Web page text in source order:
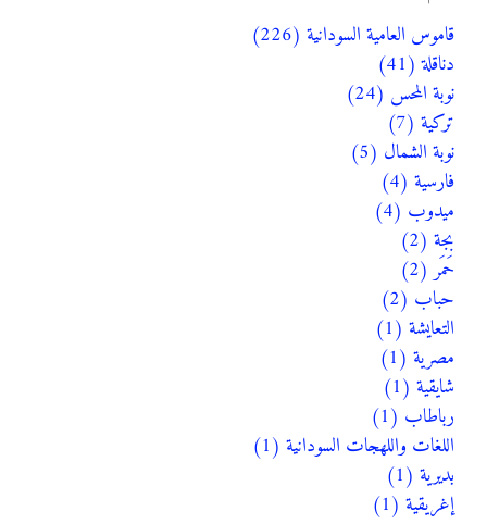
قاموس العامية السودانية (226)
دناقلة (41)
نوبة المحس (24)
تركية (7)
نوبة الشمال (5)
فارسية (4)
ميدوب (4)
بجة (2)
حَمَر (2)
حباب (2)
التعايشة (1)
مصرية (1)
شايقية (1)
رباطاب (1)
اللغات واللهجات السودانية (1)
بديرية (1)
إغريقية (1)